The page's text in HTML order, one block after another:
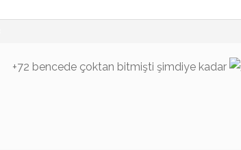
+72 bencede çoktan bitmişti şimdiye kadar